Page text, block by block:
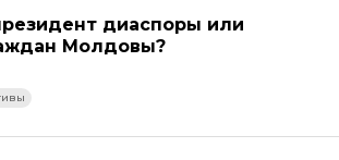
диаспоры или
Молдовы?